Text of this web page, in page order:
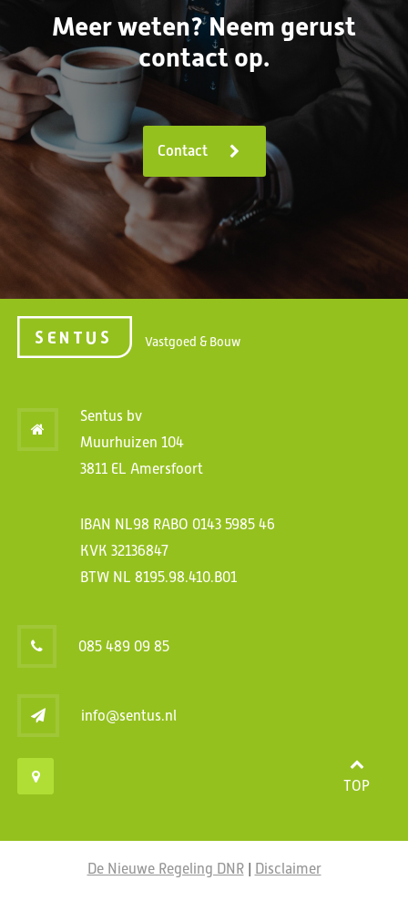
Meer weten? Neem gerust
contact op.
Contact
Vastgoed & Bouw
Sentus bv
Muurhuizen 104
3811 EL Amersfoort
IBAN NL98 RABO 0143 5985 46
KVK 32136847
BTW NL 8195.98.410.B01
085 489 09 85
info@sentus.nl
TOP
De Nieuwe Regeling DNR| Disclaimer